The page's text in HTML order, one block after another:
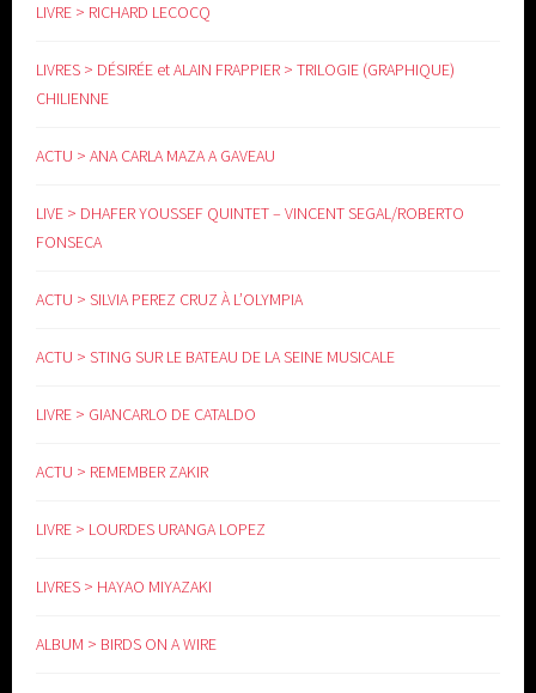
LIVRE > RICHARD LECOCQ
LIVRES > DÉSIRÉE et ALAIN FRAPPIER > TRILOGIE (GRAPHIQUE)
CHILIENNE
ACTU > ANA CARLA MAZA A GAVEAU
LIVE > DHAFER YOUSSEF QUINTET – VINCENT SEGAL/ROBERTO
FONSECA
ACTU > SILVIA PEREZ CRUZ À L’OLYMPIA
ACTU > STING SUR LE BATEAU DE LA SEINE MUSICALE
LIVRE > GIANCARLO DE CATALDO
ACTU > REMEMBER ZAKIR
LIVRE > LOURDES URANGA LOPEZ
LIVRES > HAYAO MIYAZAKI
ALBUM > BIRDS ON A WIRE